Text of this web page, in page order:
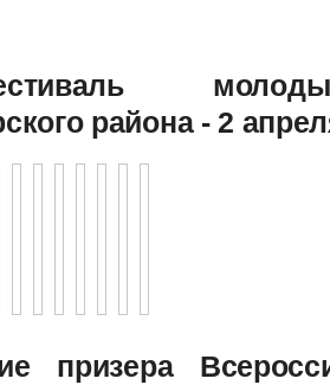
района - 2
призера